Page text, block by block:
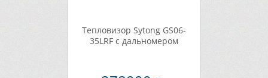
Тепловизор Sytong GS06-
35LRF с дальномером